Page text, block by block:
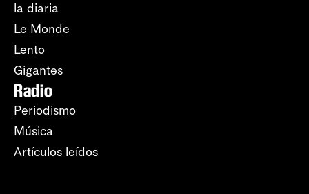
la diaria
Le Monde
Lento
Gigantes
Radio
Periodismo
Música
Artículos leídos